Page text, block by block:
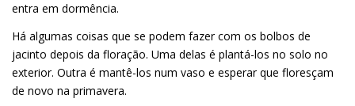
entra em dormência.
Há algumas coisas que se podem fazer com os bolbos de
jacinto depois da floração. Uma delas é plantá-los no solo no
exterior. Outra é mantê-los num vaso e esperar que floresçam
de novo na primavera.